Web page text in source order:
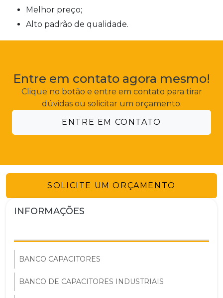
Melhor preço;
Alto padrão de qualidade.
Entre em contato agora mesmo!
Clique no botão e entre em contato para tirar
dúvidas ou solicitar um orçamento.
ENTRE EM CONTATO
SOLICITE UM ORÇAMENTO
INFORMAÇÕES
BANCO CAPACITORES
BANCO DE CAPACITORES INDUSTRIAIS